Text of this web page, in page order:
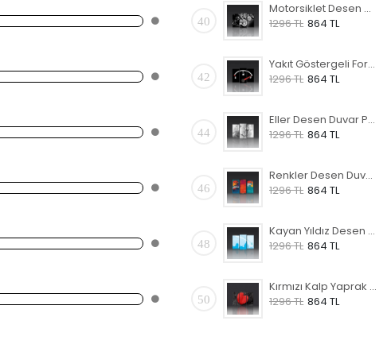
40
Motorsiklet Desen Duvar Panosu 3AS-1120
1296 TL 864 TL
42
Yakıt Göstergeli Forex Tablo
1296 TL 864 TL
44
Eller Desen Duvar Panosu
1296 TL 864 TL
46
Renkler Desen Duvar Panosu
1296 TL 864 TL
48
Kayan Yıldız Desen Duvar Panosu
1296 TL 864 TL
50
Kırmızı Kalp Yaprak Desen Duvar Panosu
1296 TL 864 TL